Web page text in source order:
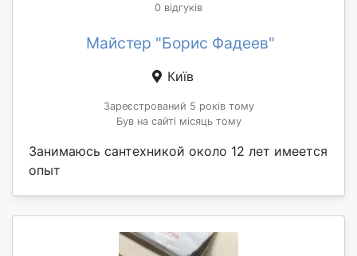
0 відгуків
Майстер "Борис Фадеев"
Київ
Зареєстрований 5 років тому
Був на сайті місяць тому
Занимаюсь сантехникой около 12 лет имеется
опыт